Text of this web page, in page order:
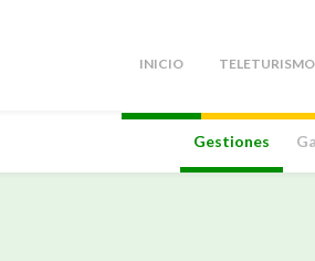
INICIO TELETURISMO
Gestiones